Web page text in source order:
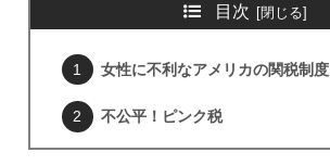
目次
女性に不利なアメリカの関税制度
不公平！ピンク税